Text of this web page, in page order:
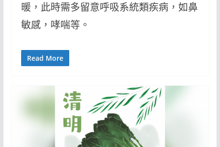
暖，此時需多留意呼吸系統類疾病，如鼻
敏感，哮喘等。
Read More